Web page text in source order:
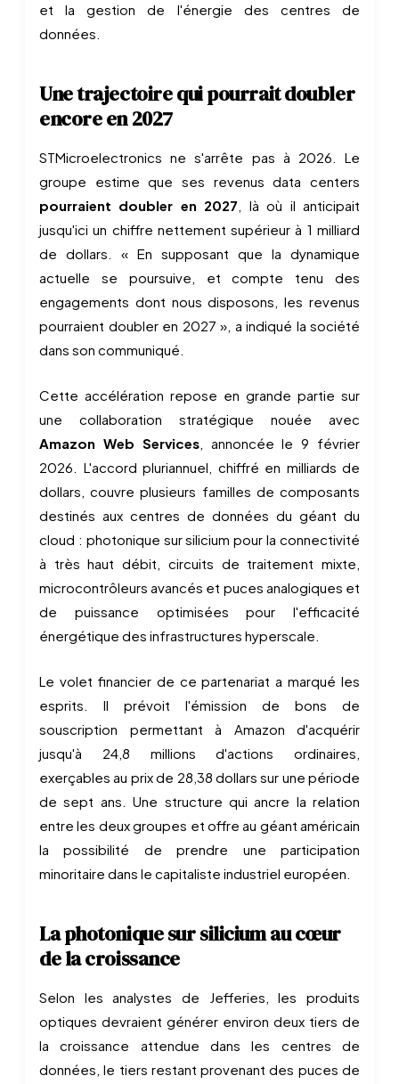
et la gestion de l'énergie des centres de
données.
Une trajectoire qui pourrait doubler
encore en 2027
STMicroelectronics ne s'arrête pas à 2026. Le
groupe estime que ses revenus data centers
pourraient doubler en 2027, là où il anticipait
jusqu'ici un chiffre nettement supérieur à 1 milliard
de dollars. « En supposant que la dynamique
actuelle se poursuive, et compte tenu des
engagements dont nous disposons, les revenus
pourraient doubler en 2027 », a indiqué la société
dans son communiqué.
Cette accélération repose en grande partie sur
une collaboration stratégique nouée avec
Amazon Web Services, annoncée le 9 février
2026. L'accord pluriannuel, chiffré en milliards de
dollars, couvre plusieurs familles de composants
destinés aux centres de données du géant du
cloud : photonique sur silicium pour la connectivité
à très haut débit, circuits de traitement mixte,
microcontrôleurs avancés et puces analogiques et
de puissance optimisées pour l'efficacité
énergétique des infrastructures hyperscale.
Le volet financier de ce partenariat a marqué les
esprits. Il prévoit l'émission de bons de
souscription permettant à Amazon d'acquérir
jusqu'à 24,8 millions d'actions ordinaires,
exerçables au prix de 28,38 dollars sur une période
de sept ans. Une structure qui ancre la relation
entre les deux groupes et offre au géant américain
la possibilité de prendre une participation
minoritaire dans le capitaliste industriel européen.
La photonique sur silicium au cœur
de la croissance
Selon les analystes de Jefferies, les produits
optiques devraient générer environ deux tiers de
la croissance attendue dans les centres de
données, le tiers restant provenant des puces de